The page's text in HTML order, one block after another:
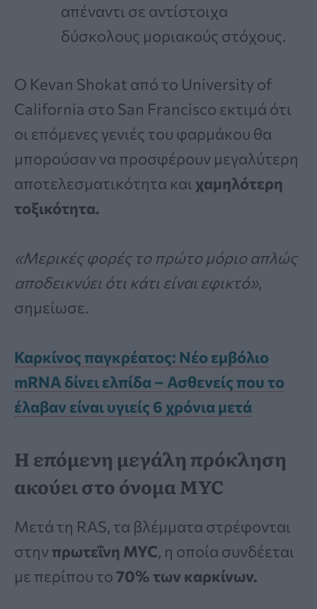
απέναντι σε αντίστοιχα
δύσκολους μοριακούς στόχους.
Ο Kevan Shokat από το University of
California στο San Francisco εκτιμά ότι
οι επόμενες γενιές του φαρμάκου θα
μπορούσαν να προσφέρουν μεγαλύτερη
αποτελεσματικότητα και χαμηλότερη
τοξικότητα.
«Μερικές φορές το πρώτο μόριο απλώς
αποδεικνύει ότι κάτι είναι εφικτό»,
σημείωσε.
Καρκίνος παγκρέατος: Νέο εμβόλιο
mRNA δίνει ελπίδα – Ασθενείς που το
έλαβαν είναι υγιείς 6 χρόνια μετά
Η επόμενη μεγάλη πρόκληση
ακούει στο όνομα MYC
Μετά τη RAS, τα βλέμματα στρέφονται
στην πρωτεΐνη MYC, η οποία συνδέεται
με περίπου το 70% των καρκίνων.